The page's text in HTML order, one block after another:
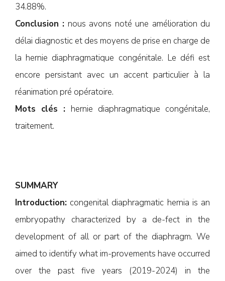
34.88%.
Conclusion : nous avons noté une amélioration du
délai diagnostic et des moyens de prise en charge de
la hernie diaphragmatique congénitale. Le défi est
encore persistant avec un accent particulier à la
réanimation pré opératoire.
Mots clés : hernie diaphragmatique congénitale,
traitement.
SUMMARY
Introduction: congenital diaphragmatic hernia is an
embryopathy characterized by a de-fect in the
development of all or part of the diaphragm. We
aimed to identify what im-provements have occurred
over the past five years (2019-2024) in the